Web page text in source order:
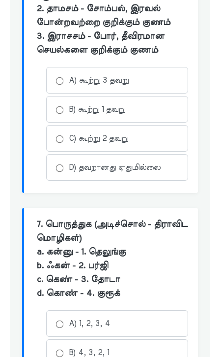
2. தாமசம் - சோம்பல், இரவல்
போன்றவற்றை குறிக்கும் குணம்
3. இராசசம் - போர், தீவிரமான
செயல்களை குறிக்கும் குணம்
A) கூற்று 3 தவறு
B) கூற்று 1 தவறு
C) கூற்று 2 தவறு
D) தவறானது ஏதுமில்லை
7. பொருத்துக (அடிச்சொல் - திராவிட
மொழிகள்)
a. கன்னு - 1. தெலுங்கு
b. ஃகன் - 2. பர்ஜி
c. கெண் - 3. தோடா
d. கொண் - 4. குரூக்
A) 1, 2, 3, 4
B) 4, 3, 2, 1